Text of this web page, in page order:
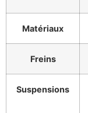
Matériaux
Freins
Suspensions